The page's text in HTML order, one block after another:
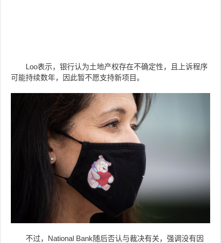
Loo表示，银行认为土地产权存在不确定性，且上诉程序
可能持续数年，因此暂不愿支持新项目。
不过，National Bank随后否认与裁决有关，强调没有因